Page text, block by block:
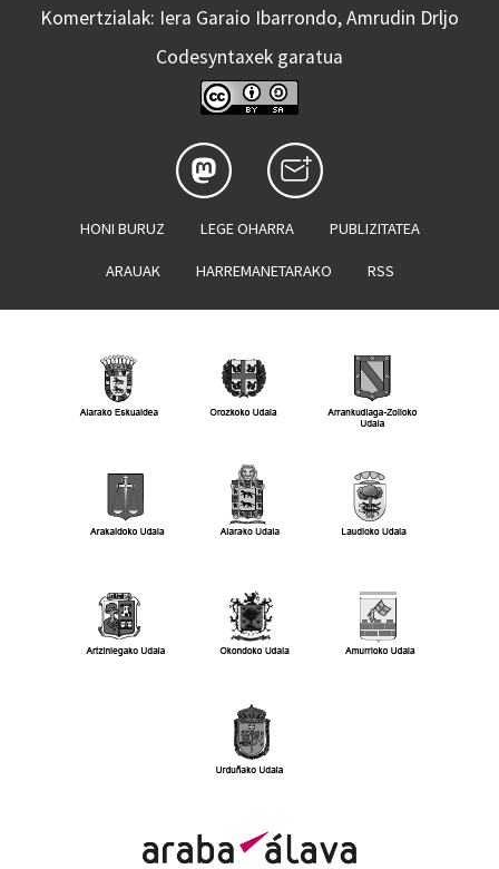
Komertzialak: Iera Garaio Ibarrondo, Amrudin Drljo
Codesyntaxek garatua
HONI BURUZ LEGE OHARRA PUBLIZITATEA
ARAUAK HARREMANETARAKO RSS